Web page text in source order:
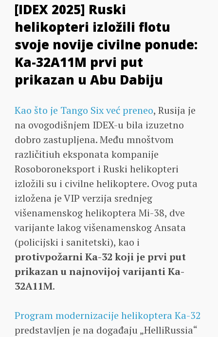
[IDEX 2025] Ruski
helikopteri izložili flotu
svoje novije civilne ponude:
Ka-32A11M prvi put
prikazan u Abu Dabiju
Kao što je Tango Six već preneo, Rusija je
na ovogodišnjem IDEX-u bila izuzetno
dobro zastupljena. Među mnoštvom
različitiuh eksponata kompanije
Rosoboroneksport i Ruski helikopteri
izložili su i civilne helikoptere. Ovog puta
izložena je VIP verzija srednjeg
višenamenskog helikoptera Mi-38, dve
varijante lakog višenamenskog Ansata
(policijski i sanitetski), kao i
protivpožarni Ka-32 koji je prvi put
prikazan u najnovijoj varijanti Ka-
32A11M.
Program modernizacije helikoptera Ka-32
predstavljen je na događaju „HelliRussia“